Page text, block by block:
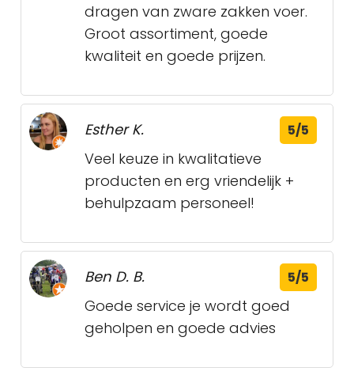
dragen van zware zakken voer.
Groot assortiment, goede
kwaliteit en goede prijzen.
Esther K. 5/5
Veel keuze in kwalitatieve
producten en erg vriendelijk +
behulpzaam personeel!
Ben D. B. 5/5
Goede service je wordt goed
geholpen en goede advies